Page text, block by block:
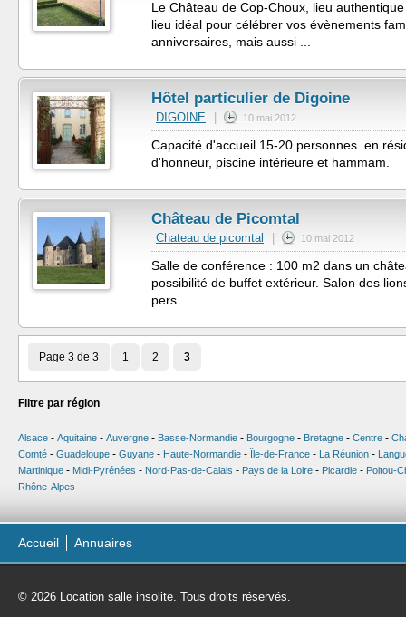
Le Château de Cop-Choux, lieu
lieu idéal pour célébrer vos évènements
anniversaires, mais aussi ...
Hôtel particulier de Digoine
DIGOINE 10 mai 2012
Capacité d'accueil 15-20 personnes en
d'honneur, piscine intérieure et hammam.
Château de Picomtal
Chateau de picomtal 10 mai 2012
Salle de conférence : 100 m2 dans un
possibilité de buffet extérieur. Salon des
pers.
Page 3 de 3 1 2 3
Filtre par région
Alsace - Aquitaine - Auvergne - Basse-Normandie - Bourgogne - Bretagne - Centre -
Comté - Guadeloupe - Guyane - Haute-Normandie - Île-de-France - La Réunion -
Martinique - Midi-Pyrénées - Nord-Pas-de-Calais - Pays de la Loire - Picardie - Poitou-
Rhône-Alpes
Accueil Annuaires
© 2026 Location salle insolite. Tous droits réservés.